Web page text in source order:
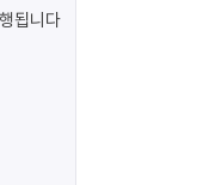
됩니다